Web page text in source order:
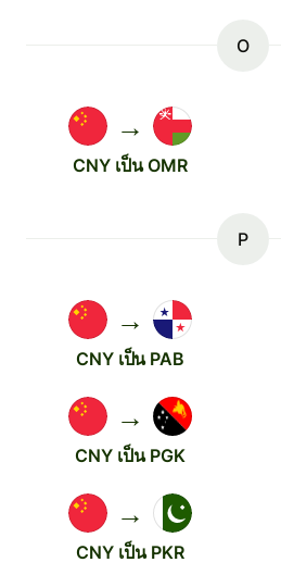
O
→
CNY เป็น OMR
P
→
CNY เป็น PAB
→
CNY เป็น PGK
→
CNY เป็น PKR